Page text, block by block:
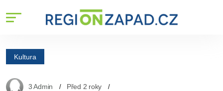
Kultura
3 Admin Před 2 roky